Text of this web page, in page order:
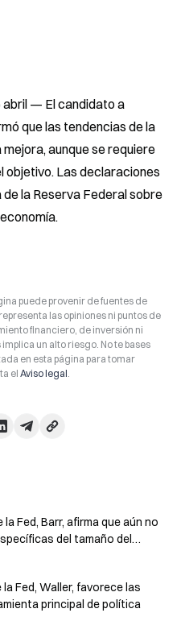
abril — El candidato a
que las tendencias de la
aunque se requiere
objetivo. Las declaraciones
la Reserva Federal sobre
puede provenir de fuentes de
las opiniones ni puntos de
financiero, de inversión ni
un alto riesgo. No te bases
en esta página para tomar
el Aviso legal.
Fed, Barr, afirma que aún no
del tamaño del
Fed, Waller, favorece las
principal de política